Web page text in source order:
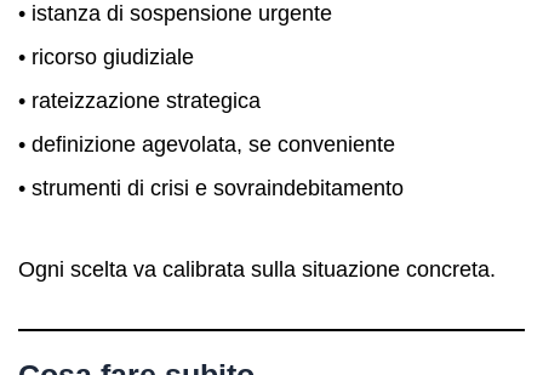
• istanza di sospensione urgente
• ricorso giudiziale
• rateizzazione strategica
• definizione agevolata, se conveniente
• strumenti di crisi e sovraindebitamento
Ogni scelta va calibrata sulla situazione concreta.